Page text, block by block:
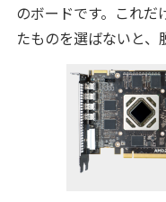
のボードです。これだ
たものを選ばないと、